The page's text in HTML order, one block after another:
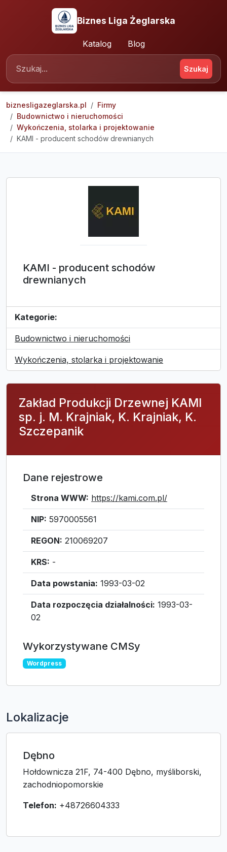
Biznes Liga Żeglarska
Katalog Blog
Szukaj
biznesligazeglarska.pl
Firmy
Budownictwo i nieruchomości
Wykończenia, stolarka i projektowanie
KAMI - producent schodów drewnianych
KAMI - producent schodów
drewnianych
Kategorie:
Budownictwo i nieruchomości
Wykończenia, stolarka i projektowanie
Zakład Produkcji Drzewnej KAMI
sp. j. M. Krajniak, K. Krajniak, K.
Szczepanik
Dane rejestrowe
Strona WWW: https://kami.com.pl/
NIP: 5970005561
REGON: 210069207
KRS: -
Data powstania: 1993-03-02
Data rozpoczęcia działalności: 1993-03-
02
Wykorzystywane CMSy
Wordpress
Lokalizacje
Dębno
Hołdownicza 21F, 74-400 Dębno, myśliborski,
zachodniopomorskie
Telefon: +48726604333